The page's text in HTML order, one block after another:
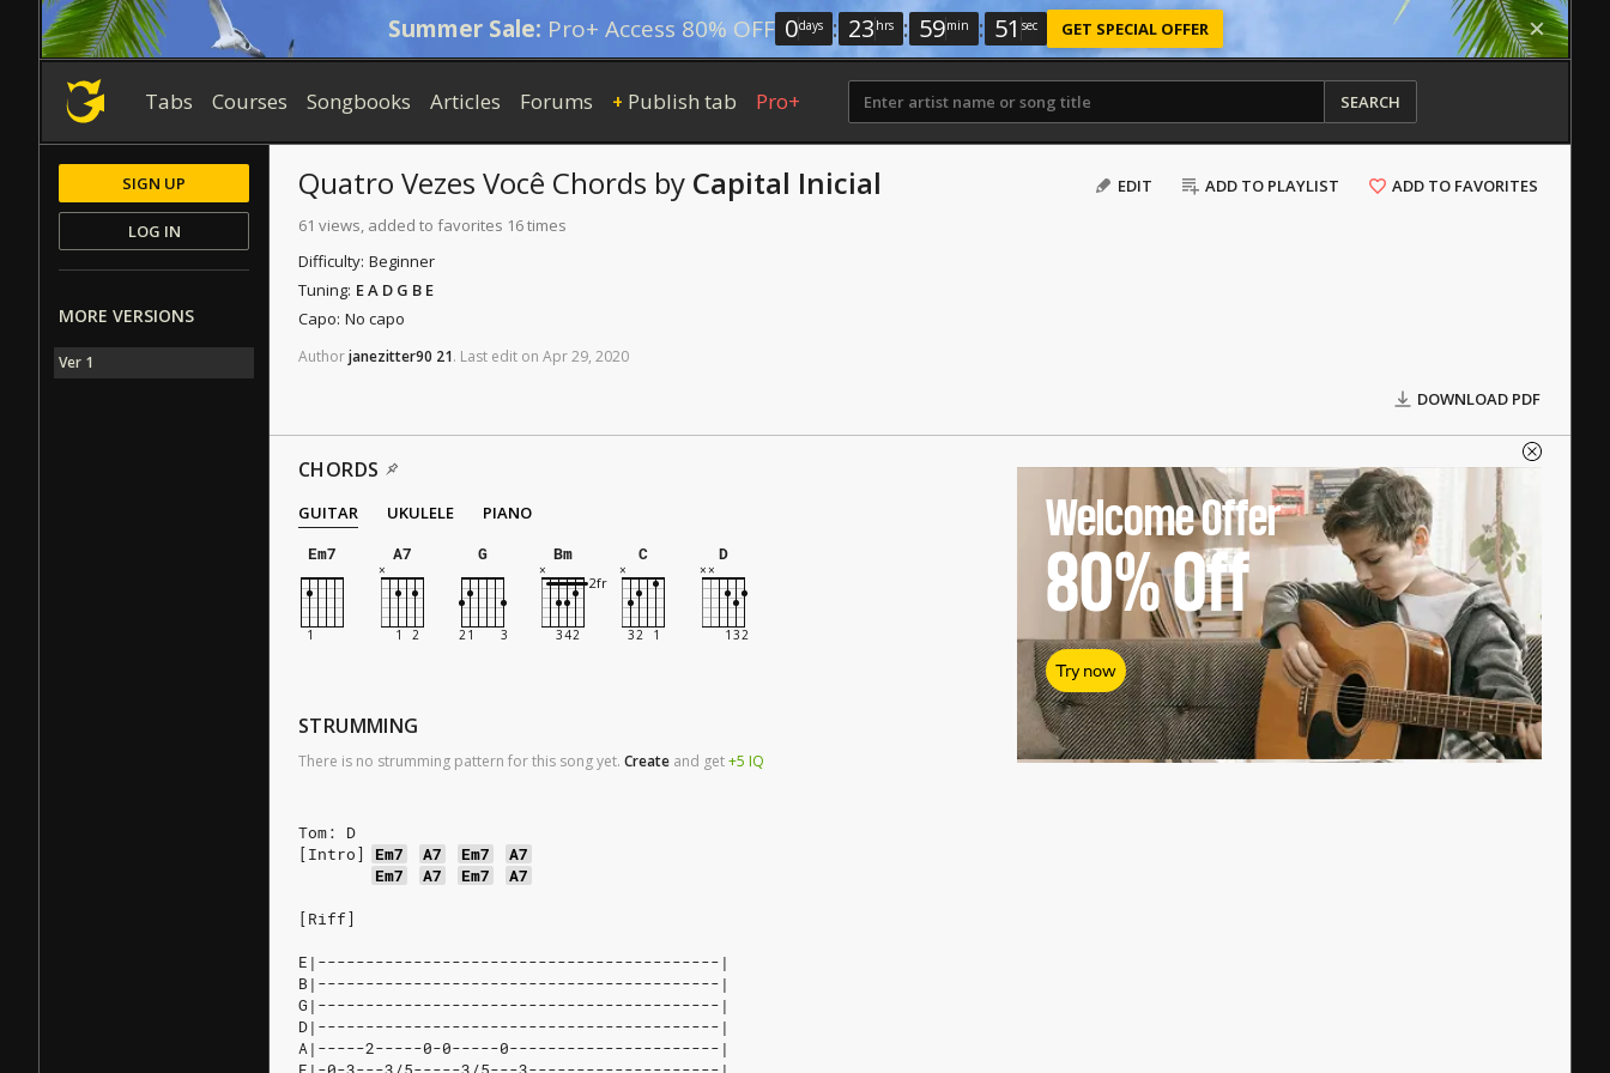
Summer Sale: Pro+ Access 80% OFF 0days : 23 hrs : 59min : 50 sec GET SPECIAL OFFER
Tabs Courses Songbooks Articles Forums + Publish tab Pro+ SEARCH
EDIT ADD TO PLAYLIST ADD TO FAVORITES
Quatro Vezes Você Chords by Capital Inicial
61 views, added to favorites 16 times
Difficulty: Beginner
Tuning: E A D G B E
Capo: No capo
Authorjanezitter90 21. Last edit on Apr29, 2020
DOWNLOAD PDF
CHORDS
GUITAR UKULELE
PIANO
Em7
A7 G Bm C D
STRUMMING
There is no strumming pattern for this song yet. Create and get+5 IQ
Tom: D
[Intro]
Em7 A7 Em7
A7
Em7
A7 Em7
A7
[Riff]
E|------------------------------------------|
B|------------------------------------------|
G|------------------------------------------|
D|------------------------------------------|
A|-----2-----0-0-----0----------------------|
Welcome Offer
80%Off
Try now
SIGN UP
LOG IN
MORE VERSIONS
Ver 1